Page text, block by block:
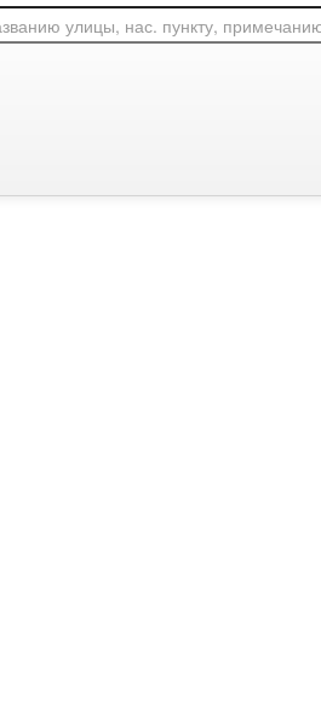
страница